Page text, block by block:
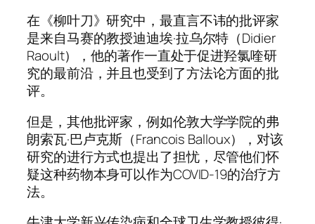
在《柳叶刀》研究中，最直言不讳的批评家
是来自马赛的教授迪迪埃·拉乌尔特（Didier
Raoult），他的著作一直处于促进羟氯喹研
究的最前沿，并且也受到了方法论方面的批
评。
但是，其他批评家，例如伦敦大学学院的弗
朗索瓦·巴卢克斯（Francois Balloux），对该
研究的进行方式也提出了担忧，尽管他们怀
疑这种药物本身可以作为COVID-19的治疗方
法。